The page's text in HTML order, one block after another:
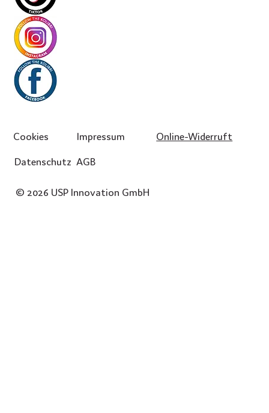
Cookies
Datenschutz
Impressum
AGB
Online-Widerruft
© 2026 USP Innovation GmbH